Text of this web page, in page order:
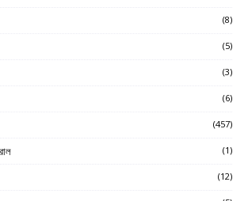
(8)
(5)
(3)
(6)
(457)
(1)
(12)